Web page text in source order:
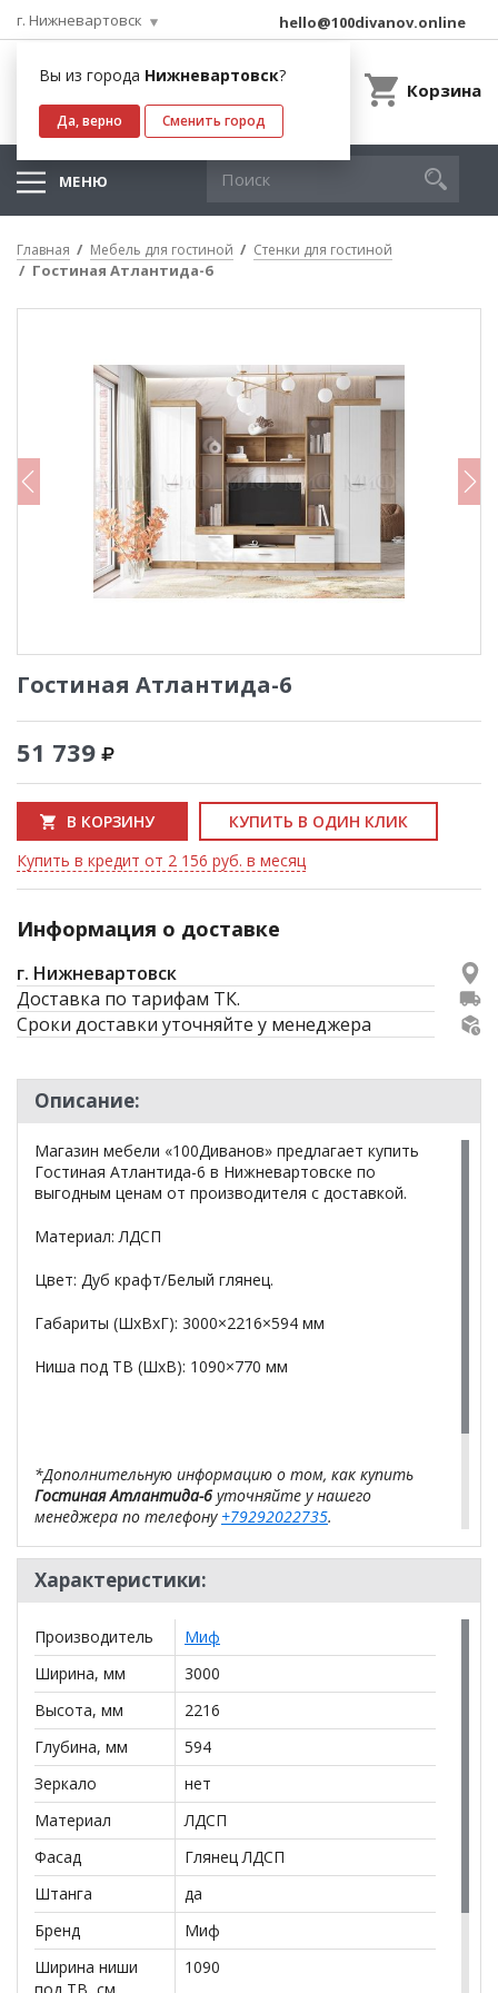
г. Нижневартовск
Вы из города Нижневартовск?
Да, верно Сменить город
hello@100divanov.online
Корзина
МЕНЮ
Главная Мебель для гостиной Стенки для гостиной
Гостиная Атлантида-6
Гостиная Атлантида-6
51 739
В КОРЗИНУ
КУПИТЬ В ОДИН КЛИК
Купить в кредит от 2 156 руб. в месяц
Информация о доставке
г. Нижневартовск
Доставка по тарифам ТК.
Сроки доставки уточняйте у менеджера
Описание:
Магазин мебели «100Диванов» предлагает купить
Гостиная Атлантида-6 в Нижневартовске по
выгодным ценам от производителя с доставкой.
Материал: ЛДСП
Цвет: Дуб крафт/Белый глянец.
Габариты (ШхВхГ): 3000×2216×594 мм
Ниша под ТВ (ШхВ): 1090×770 мм
*Дополнительную информацию о том, как купить
Гостиная Атлантида-6 уточняйте у нашего
менеджера по телефону +79292022735.
**Цены на официальном сайте100диванов.com
действительны только для интернет-магазина
могут отличаться от цен в розничных магазинах-
Характеристики:
Производитель
Миф
Ширина, мм
3000
Высота, мм
2216
Глубина, мм
594
Зеркало
нет
Материал
ЛДСП
Фасад
Глянец ЛДСП
Штанга
да
Бренд
Миф
Ширина ниши
1090